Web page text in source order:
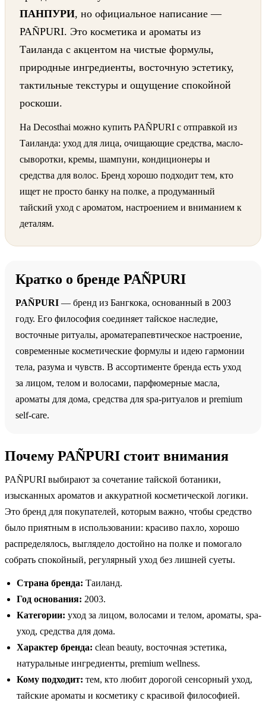
ПАНПУРИ, но официальное написание —
PAÑPURI. Это косметика и ароматы из
Таиланда с акцентом на чистые формулы,
природные ингредиенты, восточную эстетику,
тактильные текстуры и ощущение спокойной
роскоши.
На Decosthai можно купить PAÑPURI с отправкой из
Таиланда: уход для лица, очищающие средства, масло-
сыворотки, кремы, шампуни, кондиционеры и
средства для волос. Бренд хорошо подходит тем, кто
ищет не просто банку на полке, а продуманный
тайский уход с ароматом, настроением и вниманием к
деталям.
Кратко о бренде PAÑPURI
PAÑPURI — бренд из Бангкока, основанный в 2003
году. Его философия соединяет тайское наследие,
восточные ритуалы, ароматерапевтическое настроение,
современные косметические формулы и идею гармонии
тела, разума и чувств. В ассортименте бренда есть уход
за лицом, телом и волосами, парфюмерные масла,
ароматы для дома, средства для spa-ритуалов и premium
self-care.
Почему PAÑPURI стоит внимания
PAÑPURI выбирают за сочетание тайской ботаники,
изысканных ароматов и аккуратной косметической логики.
Это бренд для покупателей, которым важно, чтобы средство
было приятным в использовании: красиво пахло, хорошо
распределялось, выглядело достойно на полке и помогало
собрать спокойный, регулярный уход без лишней суеты.
Страна бренда: Таиланд.
Год основания: 2003.
Категории: уход за лицом, волосами и телом, ароматы, spa-
уход, средства для дома.
Характер бренда: clean beauty, восточная эстетика,
натуральные ингредиенты, premium wellness.
Кому подходит: тем, кто любит дорогой сенсорный уход,
тайские ароматы и косметику с красивой философией.